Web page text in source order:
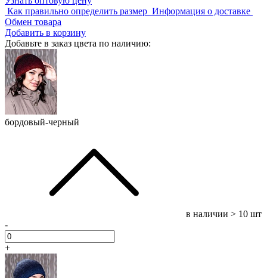
Как правильно определить размер Информация о доставке
Обмен товара
Добавить в корзину
Добавьте в заказ цвета по наличию:
бордовый-черный
в наличии > 10 шт
-
+